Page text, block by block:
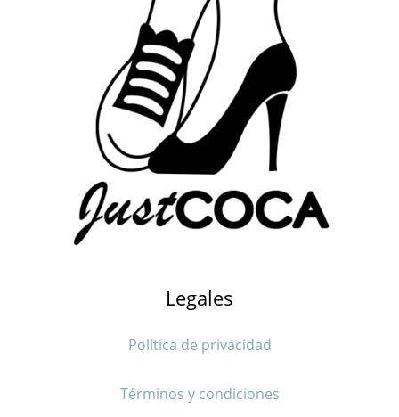
Legales
Política de privacidad
Términos y condiciones